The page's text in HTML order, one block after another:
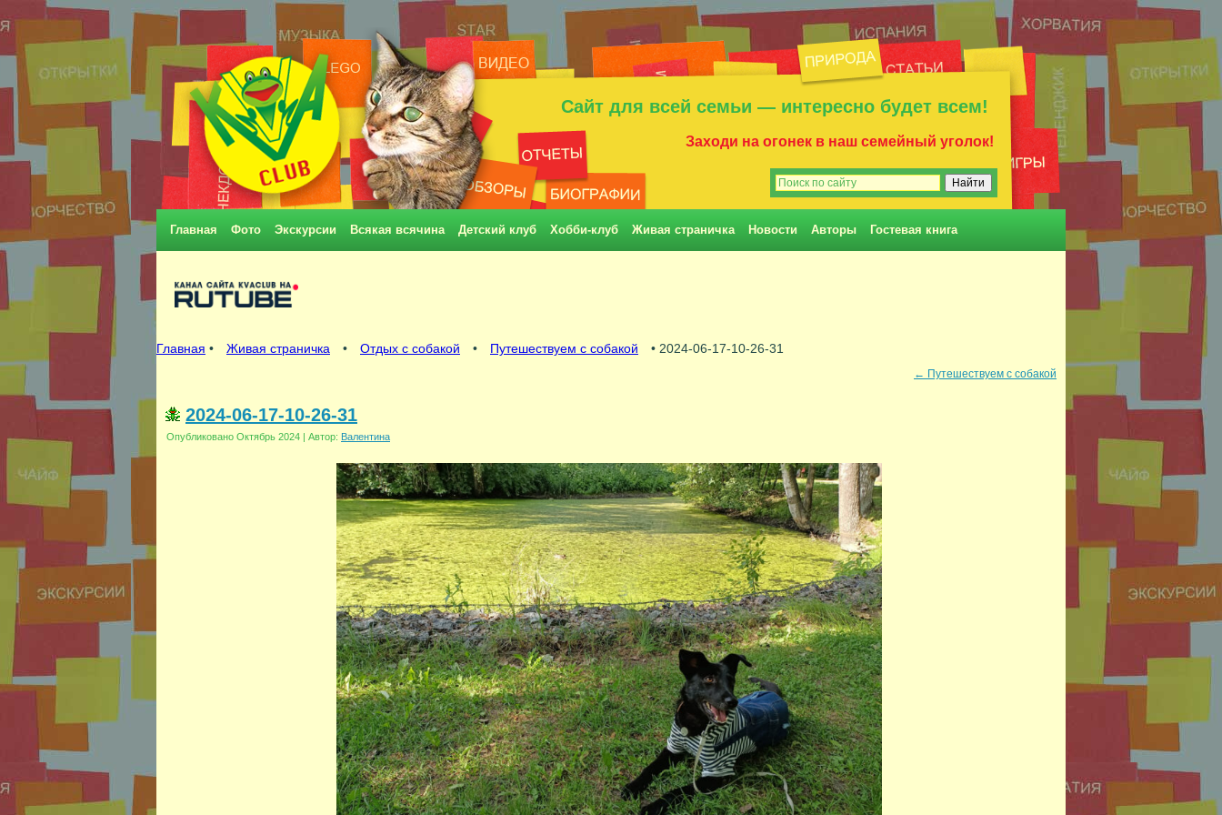
Сайт для всей семьи — интересно будет всем!
Заходи на огонек в наш семейный уголок!
Главная Фото Экскурсии Всякая всячина Детский клуб Хобби-клуб Живая страничка Новости Авторы Гостевая книга
Главная • Живая страничка • Отдых с собакой • Путешествуем с собакой • 2024-06-17-10-26-31
← Путешествуем с собакой
2024-06-17-10-26-31
Опубликовано Октябрь 2024 | Автор: Валентина